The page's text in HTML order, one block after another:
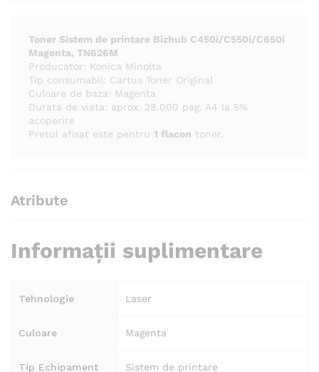
Toner Sistem de printare Bizhub C450i/C550i/C650i
Magenta, TN626M
Producator: Konica Minolta
Tip consumabil: Cartus Toner Original
Culoare de baza: Magenta
Durata de viata: aprox. 28.000 pag. A4 la 5%
acoperire
Pretul afisat este pentru 1 flacon toner.
Atribute
Informații suplimentare
Tehnologie Laser
Culoare Magenta
Tip Echipament Sistem de printare